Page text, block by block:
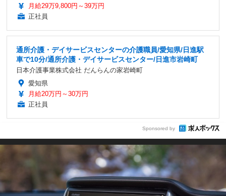
月給29万9,800円～39万円
正社員
通所介護・デイサービスセンターの介護職員/愛知県/日進駅
車で10分/通所介護・デイサービスセンター/日進市岩崎町
日本介護事業株式会社 だんらんの家岩崎町
愛知県
月給20万円～30万円
正社員
Sponsored by